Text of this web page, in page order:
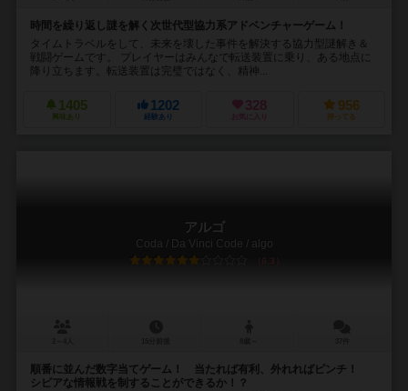
時間を繰り返し謎を解く次世代型協力系アドベンチャーゲーム！
タイムトラベルをして、未来を壊した事件を解決する協力型謎解き＆
戦闘ゲームです。 プレイヤーはみんなで転送装置に乗り、ある地点に
降り立ちます。転送装置は完璧ではなく、精神...
1405
興味あり
1202
経験あり
328
お気に入り
956
持ってる
アルゴ
Coda / Da Vinci Code / algo
6.3
順番に並んだ数字当てゲーム！ 当たれば有利、外れればピンチ！
シビアな情報戦を制することができるか！？